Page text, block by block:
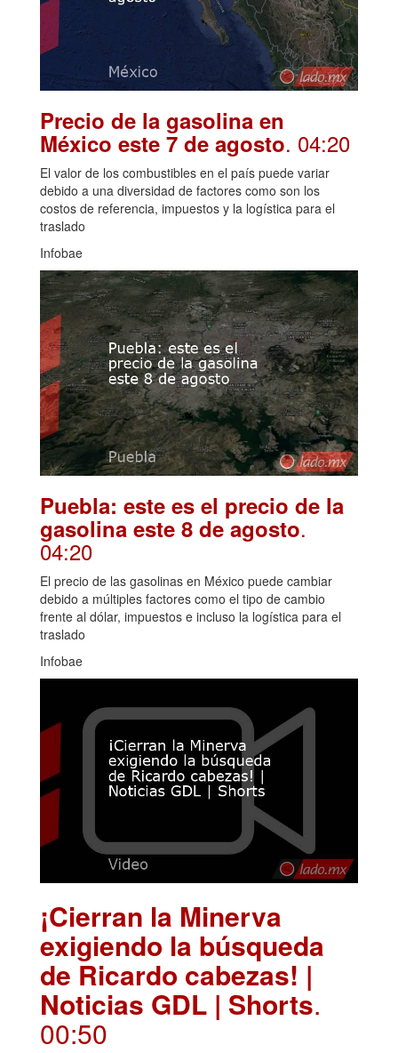
Precio de la gasolina en
México este 7 de agosto. 04:20
El valor de los combustibles en el país puede variar
debido a una diversidad de factores como son los
costos de referencia, impuestos y la logística para el
traslado
Infobae
Puebla: este es el precio de la
gasolina este 8 de agosto.
04:20
El precio de las gasolinas en México puede cambiar
debido a múltiples factores como el tipo de cambio
frente al dólar, impuestos e incluso la logística para el
traslado
Infobae
¡Cierran la Minerva
exigiendo la búsqueda
de Ricardo cabezas! |
Noticias GDL | Shorts.
00:50